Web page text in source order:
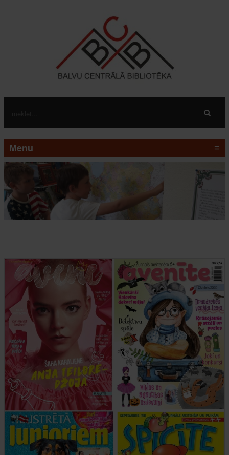
Menu ≡